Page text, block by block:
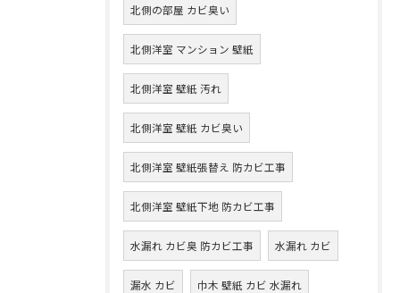
北側の部屋 カビ臭い
北側洋室 マンション 壁紙
北側洋室 壁紙 汚れ
北側洋室 壁紙 カビ臭い
北側洋室 壁紙張替え 防カビ工事
北側洋室 壁紙下地 防カビ工事
水漏れ カビ臭 防カビ工事 水漏れ カビ
漏水 カビ 巾木 壁紙 カビ 水漏れ